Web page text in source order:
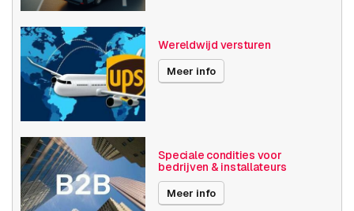
Resolutie
Axis Series P32
Power over Ethernet
Maximale Beeldhoek
Optische zoom 1-10x
Videocompressie
H264
Wereldwijd versturen
Meer info
Speciale condities voor
bedrijven & installateurs
Meer info